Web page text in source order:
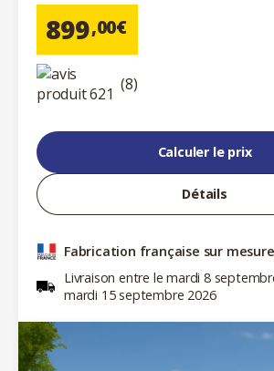
899,00€
(8)
Calculer le prix
Détails
Fabrication française sur mesure
Livraison entre le mardi 8
mardi 15 septembre 2026